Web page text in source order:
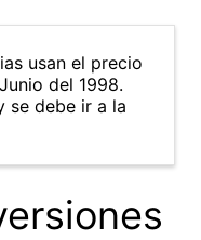
usan el precio
del 1998.
se debe ir a la